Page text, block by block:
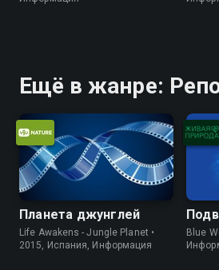
Ещё в жанре:
Планета джунглей
Life Awakens - Jungle Planet •
2015, Испания, Информация
Blue